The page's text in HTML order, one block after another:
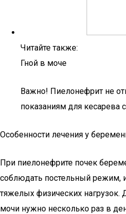
Читайте также:
Гной в моче
Важно! Пиелонефрит не
показаниям для кесарева
Особенности лечения у
При пиелонефрите почек
соблюдать постельный режим,
тяжелых физических нагрузок.
мочи нужно несколько раз в